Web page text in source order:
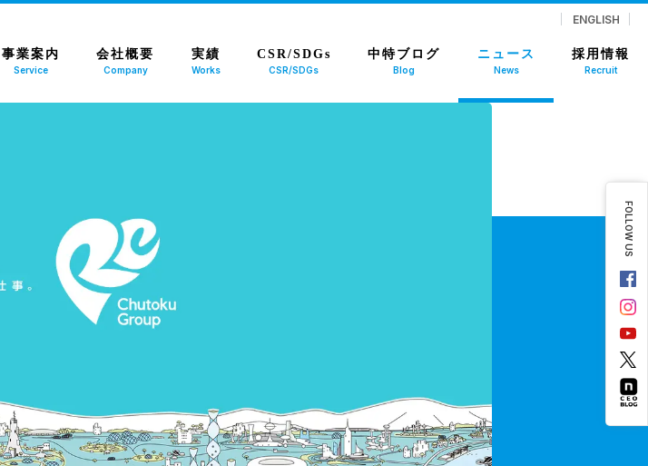
ENGLISH
事業案内
Service
会社概要
Company
実績
Works
CSR/SDGs
CSR/SDGs
中特ブログ
Blog
ニュース
News
採用情報
Recruit
FOLLOW US